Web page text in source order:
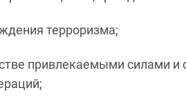
терроризма;
привлекаемыми силами и